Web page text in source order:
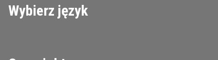
Wybierz język